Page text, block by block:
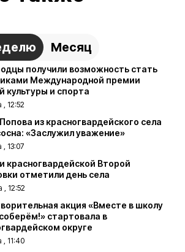
Месяц
получили возможность стать
Международной премии
культуры и спорта
, 12:52
из красногвардейского села
«Заслужил уважение»
, 13:07
красногвардейской Второй
отметили день села
, 12:52
акция «Вместе в школу
стартовала в
округе
, 11:40